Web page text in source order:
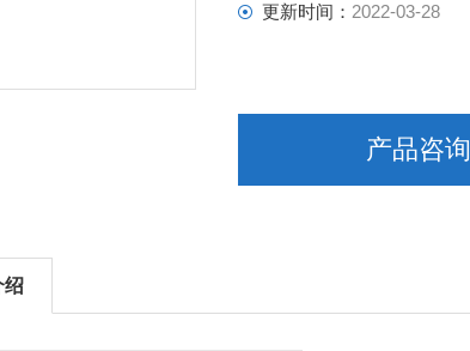
更新时间： 2022-03-28
产品咨询
绍